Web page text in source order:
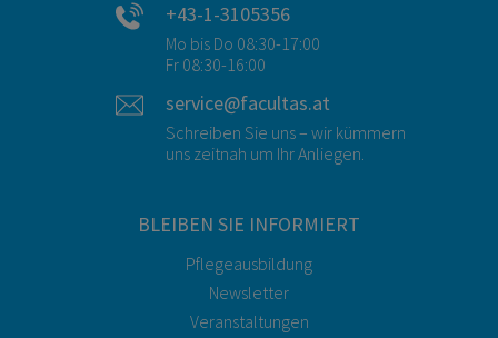
+43-1-3105356
Mo bis Do 08:30-17:00
Fr 08:30-16:00
service@facultas.at
Schreiben Sie uns – wir kümmern
uns zeitnah um Ihr Anliegen.
BLEIBEN SIE INFORMIERT
Pflegeausbildung
Newsletter
Veranstaltungen